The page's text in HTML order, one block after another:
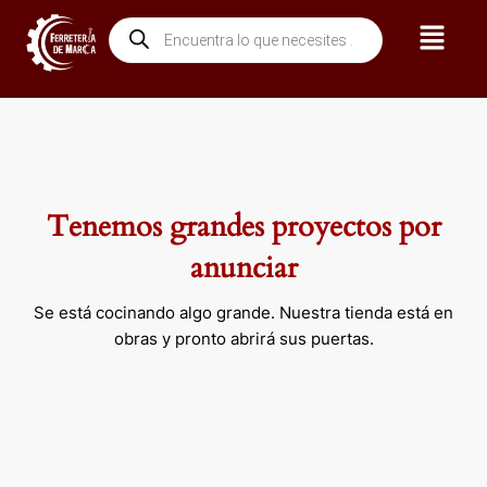
contenido
Búsqueda
de
productos
Menú
Tenemos grandes proyectos por
anunciar
Se está cocinando algo grande. Nuestra tienda está en
obras y pronto abrirá sus puertas.